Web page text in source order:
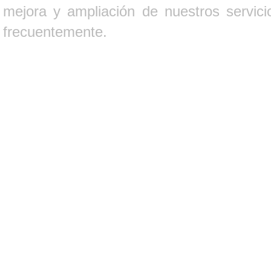
mejora y ampliación de nuestros
frecuentemente.